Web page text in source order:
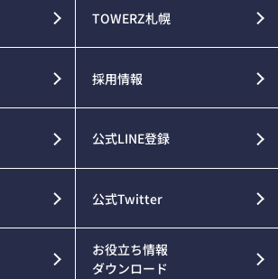
TOWERZ札幌
採用情報
公式LINE登録
公式Twitter
お役立ち情報
ダウンロード